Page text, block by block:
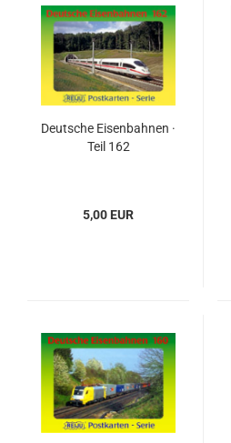
Deutsche Eisenbahnen ·
Teil 162
5,00 EUR